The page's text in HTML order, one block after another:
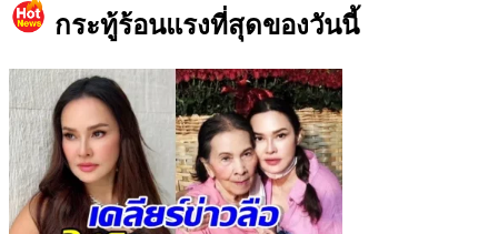
กระทู้ร้อนแรงที่สุดของวันนี้